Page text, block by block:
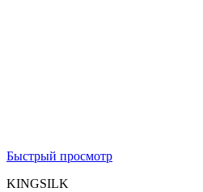
Быстрый просмотр
KINGSILK